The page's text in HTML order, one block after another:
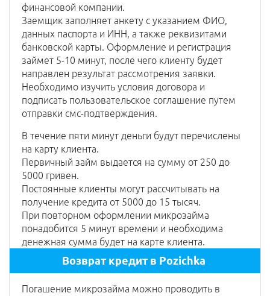
финансовой компании.
Заемщик заполняет анкету с указанием ФИО,
данных паспорта и ИНН, а также реквизитами
банковской карты. Оформление и регистрация
займет 5-10 минут, после чего клиенту будет
направлен результат рассмотрения заявки.
Необходимо изучить условия договора и
подписать пользовательское соглашение путем
отправки смс-подтверждения.
В течение пяти минут деньги будут перечислены
на карту клиента.
Первичный займ выдается на сумму от 250 до
5000 гривен.
Постоянные клиенты могут рассчитывать на
получение кредита от 5000 до 15 тысяч.
При повторном оформлении микрозайма
понадобится 5 минут времени и необходима
денежная сумма будет на карте клиента.
Возврат кредит в Рozichka
Погашение микрозайма можно проводить в